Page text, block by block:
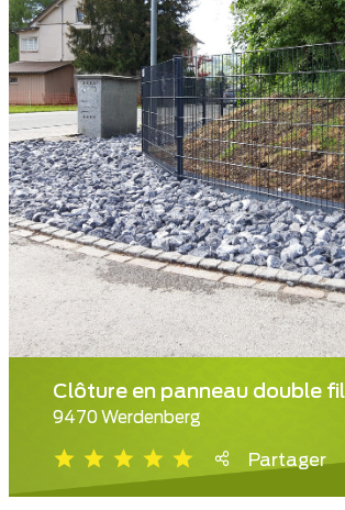
Clôture en panneau double fil
9470 Werdenberg
Partager